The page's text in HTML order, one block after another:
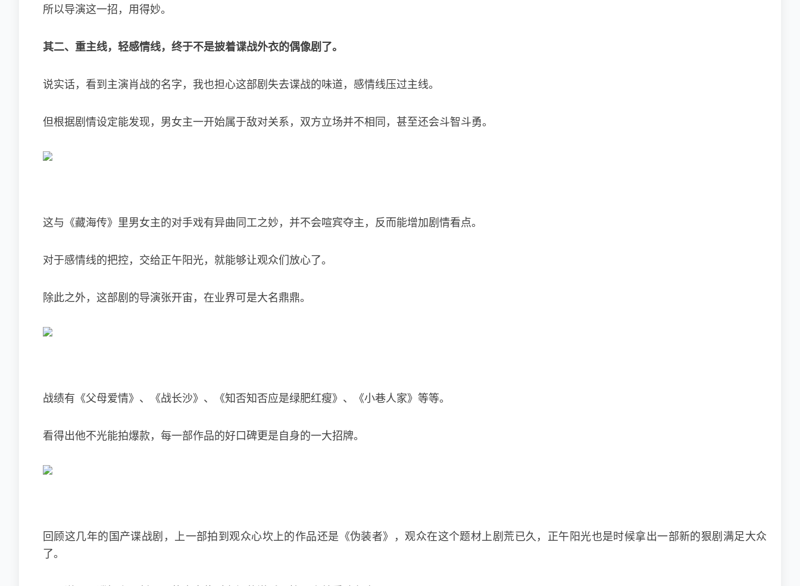
所以导演这一招，用得妙。
其二、重主线，轻感情线，终于不是披着谍战外衣的偶像剧了。
说实话，看到主演肖战的名字，我也担心这部剧失去谍战的味道，感情线压过主线。
但根据剧情设定能发现，男女主一开始属于敌对关系，双方立场并不相同，甚至还会斗智斗勇。
这与《藏海传》里男女主的对手戏有异曲同工之妙，并不会喧宾夺主，反而能增加剧情看点。
对于感情线的把控，交给正午阳光，就能够让观众们放心了。
除此之外，这部剧的导演张开宙，在业界可是大名鼎鼎。
战绩有《父母爱情》、《战长沙》、《知否知否应是绿肥红瘦》、《小巷人家》等等。
看得出他不光能拍爆款，每一部作品的好口碑更是自身的一大招牌。
回顾这几年的国产谍战剧，上一部拍到观众心坎上的作品还是《伪装者》，观众在这个题材上剧荒已久，正午阳光也是时候拿出一部新的狠剧满足大众
了。